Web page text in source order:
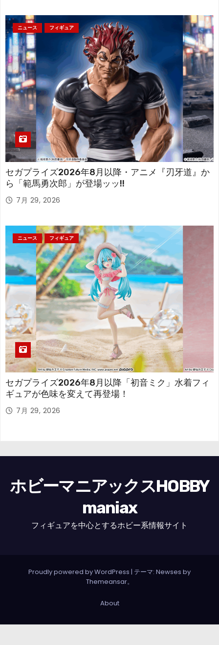
ニュース フィギュア
セガプライズ2026年8月以降・アニメ『刃牙道』か
ら「範馬勇次郎」が登場ッッ!!
7月 29, 2026
ニュース フィギュア
セガプライズ2026年8月以降「初音ミク」水着フィ
ギュアが色味を変えて再登場！
7月 29, 2026
ホビーマニアックスHOBBY
maniax
フィギュアを中心とするホビー系情報サイト
Proudly powered by WordPress | テーマ: Newses by
Themeansar。
About